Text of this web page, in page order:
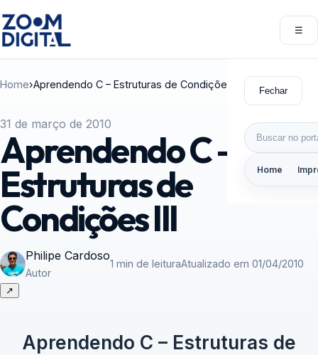
☰
Fechar
Buscar por:
Home
Home›Aprendendo C – Estruturas de Condições III
31 de março de 2010
Aprendendo C –
Estruturas de
Condições III
Philipe Cardoso
Autor
1 min de leituraAtualizado em 01/04/2010
↗
Aprendendo C – Estruturas de